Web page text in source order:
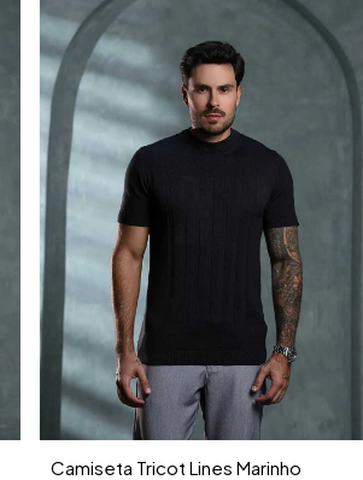
Camiseta Tricot Lines Marinho